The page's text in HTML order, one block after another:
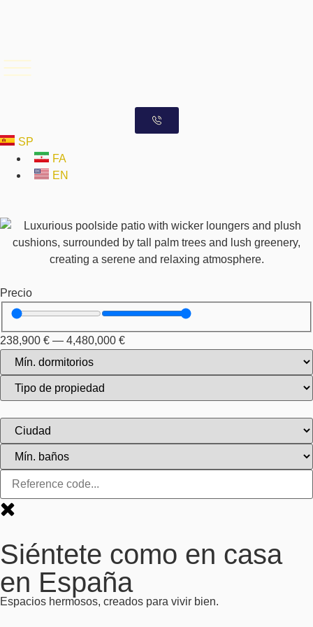
SP
FA
EN
Precio
238,900 € — 4,480,000 €
Siéntete como en casa
en España
Espacios hermosos, creados para vivir bien.